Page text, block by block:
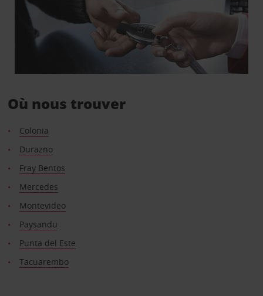
Où nous trouver
Colonia
Durazno
Fray Bentos
Mercedes
Montevideo
Paysandu
Punta del Este
Tacuarembo